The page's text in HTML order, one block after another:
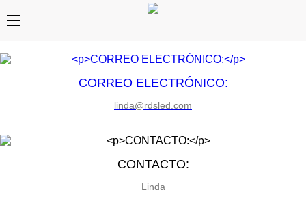
CORREO ELECTRÓNICO:
linda@rdsled.com
CONTACTO:
Linda